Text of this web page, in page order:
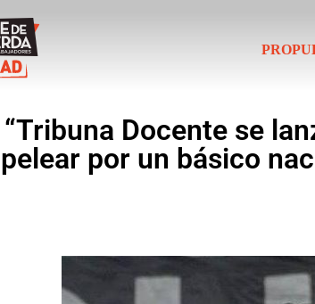
Docente se
por un básico